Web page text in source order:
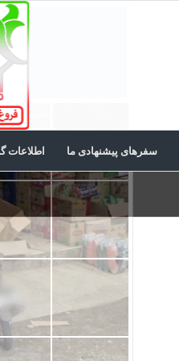
سفرهای پیشنهادی ما اطلاعات